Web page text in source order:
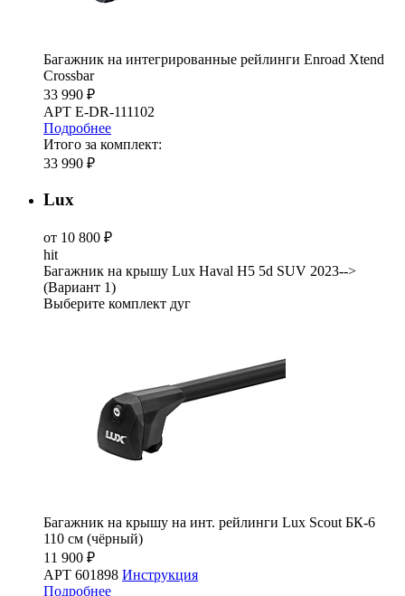
Багажник на интегрированные рейлинги Enroad Xtend
Crossbar
33 990 ₽
АРТ E-DR-111102
Подробнее
Итого за комплект:
33 990 ₽
Lux
от 10 800 ₽
hit
Багажник на крышу Lux Haval H5 5d SUV 2023-->
(Вариант 1)
Выберите комплект дуг
Багажник на крышу на инт. рейлинги Lux Scout БК-6
110 см (чёрный)
11 900 ₽
АРТ 601898 Инструкция
Подробнее